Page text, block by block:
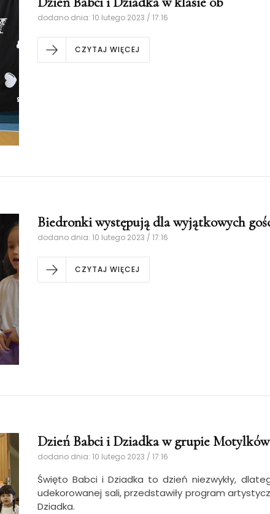
dodano dnia: 10 lutego 2023 / 17:16
CZYTAJ WIĘCEJ
Biedronki występują dla wyjątkowych
dodano dnia: 10 lutego 2023 / 17:16
CZYTAJ WIĘCEJ
Dzień Babci i Dziadka w grupie Motylków
dodano dnia: 10 lutego 2023 / 17:16
Święto Babci i Dziadka to dzień niezwykły,
udekorowanej sali, przedstawiły program
Dziadka.